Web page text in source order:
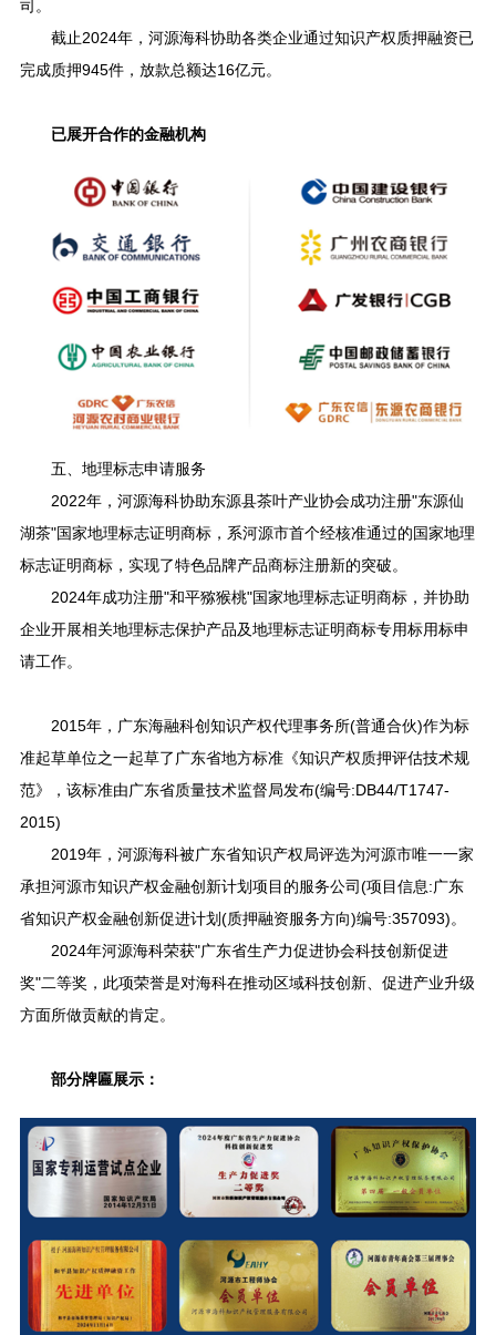
司。
截止2024年，河源海科协助各类企业通过知识产权质押融资已
完成质押945件，放款总额达16亿元。
已展开合作的金融机构
五、地理标志申请服务
2022年，河源海科协助东源县茶叶产业协会成功注册"东源仙
湖茶"国家地理标志证明商标，系河源市首个经核准通过的国家地理
标志证明商标，实现了特色品牌产品商标注册新的突破。
2024年成功注册"和平猕猴桃"国家地理标志证明商标，并协助
企业开展相关地理标志保护产品及地理标志证明商标专用标用标申
请工作。
2015年，广东海融科创知识产权代理事务所(普通合伙)作为标
准起草单位之一起草了广东省地方标准《知识产权质押评估技术规
范》，该标准由广东省质量技术监督局发布(编号:DB44/T1747-
2015)
2019年，河源海科被广东省知识产权局评选为河源市唯一一家
承担河源市知识产权金融创新计划项目的服务公司(项目信息:广东
省知识产权金融创新促进计划(质押融资服务方向)编号:357093)。
2024年河源海科荣获"广东省生产力促进协会科技创新促进
奖"二等奖，此项荣誉是对海科在推动区域科技创新、促进产业升级
方面所做贡献的肯定。
部分牌匾展示：